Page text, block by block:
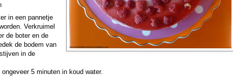
in een pannetje
Verkruimel
de boter en de
de bodem van
in de
5 minuten in koud water.